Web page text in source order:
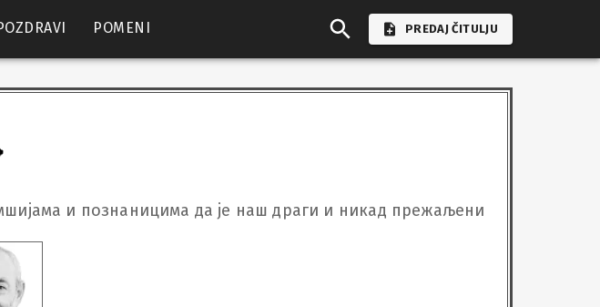
POMENI PREDAJ ČITULJU
и познаницима да је наш драги и никад прежаљени